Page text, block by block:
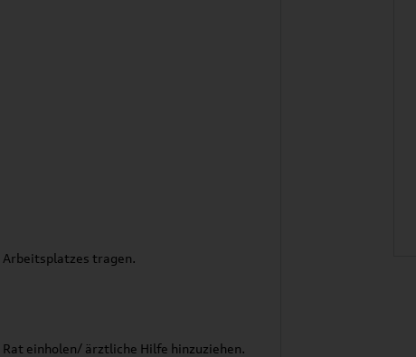
tragen.
einholen/ ärztliche Hilfe hinzuziehen.